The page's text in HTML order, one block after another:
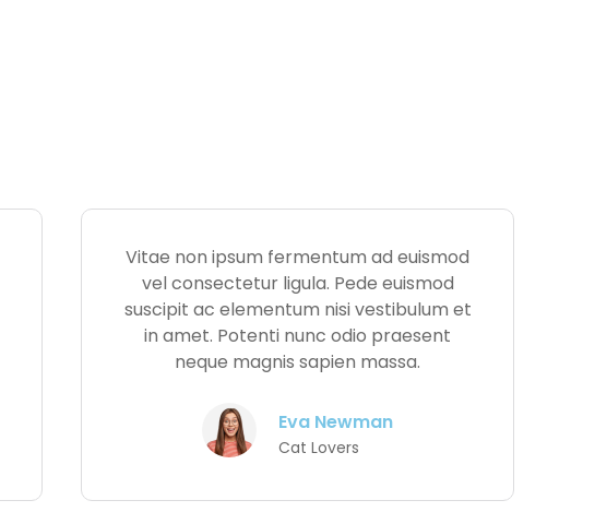
Vitae non ipsum fermentum ad euismod
vel consectetur ligula. Pede euismod
suscipit ac elementum nisi vestibulum et
in amet. Potenti nunc odio praesent
neque magnis sapien massa.
Eva Newman
Cat Lovers